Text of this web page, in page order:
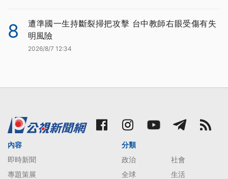
8
遭準國一生持斷裂掃把攻擊 台中教師右眼受傷有失
明風險
2026/8/7 12:34
內容
即時新聞
專題策展
分類
政治
社會
全球
生活